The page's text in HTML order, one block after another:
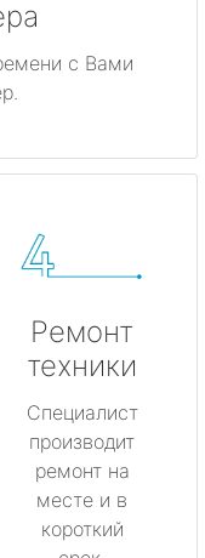
с Вами
Ремонт
техники
Специалист
производит
ремонт на
месте и в
короткий